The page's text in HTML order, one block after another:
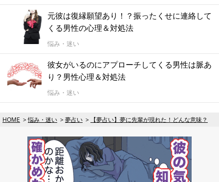
元彼は復縁願望あり！？振ったくせに連絡して
くる男性の心理＆対処法
悩み・迷い
彼女がいるのにアプローチしてくる男性は脈あ
り？男性心理＆対処法
悩み・迷い
HOME 悩み・迷い 夢占い 【夢占い】夢に先輩が現れた！どんな意味？